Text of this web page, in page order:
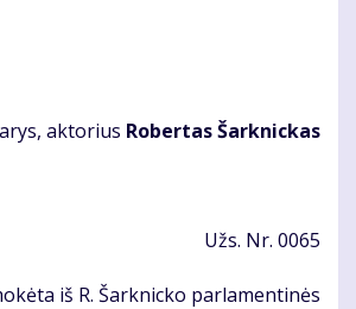
ak­to­rius Ro­ber­tas Šar­knic­kas
Užs. Nr. 0065
iš R. Šarknicko parlamentinės